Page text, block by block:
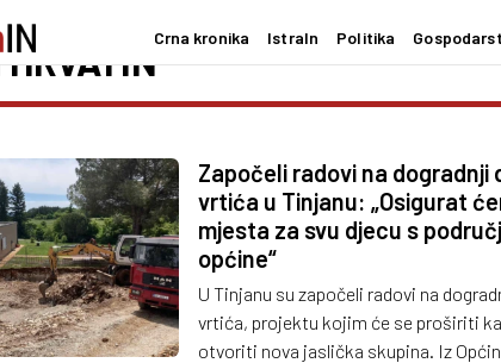
Crna kronika IstraIn Politika
HRVATIN
Započeli radovi na dogradnji
vrtića u Tinjanu: „Osigurat
mjesta za svu djecu s
općine“
U Tinjanu su započeli radovi na
vrtića, projektu kojim će se proširiti
otvoriti nova jaslička skupina. Iz